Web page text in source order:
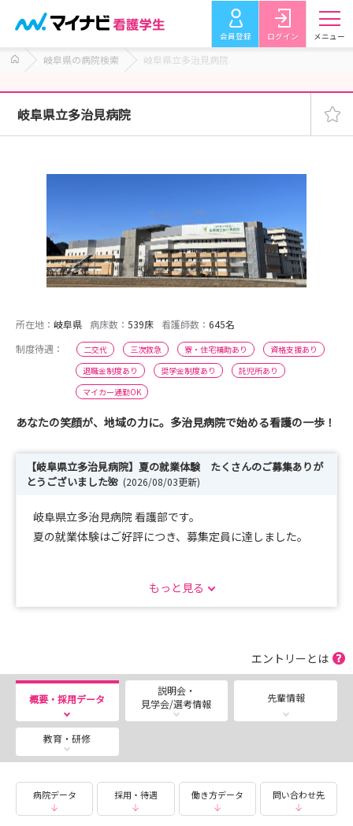
会員登録 ログイン メニュー
岐阜県の病院検索 岐阜県立多治見病院
岐阜県立多治見病院
所在地： 岐阜県 病床数： 539床 看護師数： 645名
制度待遇：
二交代 三次救急 寮・住宅補助あり
資格支援あり
退職金制度あり
奨学金制度あり
託児所あり
マイカー通勤OK
あなたの笑顔が、地域の力に。多治見病院で始める看護の一歩！
【岐阜県立多治見病院】夏の就業体験 たくさんのご募集ありが
とうございました🌺 (2026/08/03更新)
岐阜県立多治見病院 看護部です。
夏の就業体験はご好評につき、募集定員に達しました。
みなさんにお会いできることを楽しみにしています🌻
****************************************************
********************************
2026年度実施 採用試験の募集は終了いたしました。
もっと見る
エントリーとは
概要・採用データ
説明会・
見学会/選考情報
先輩情報
教育・研修
病院データ 採用・待遇 働き方データ 問い合わせ先